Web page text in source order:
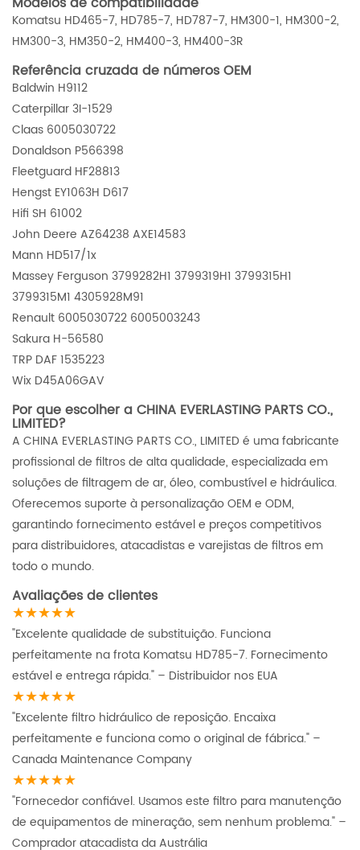
Komatsu HD465-7, HD785-7, HD787-7, HM300-1, HM300-2,
HM300-3, HM350-2, HM400-3, HM400-3R
Referência cruzada de números OEM
Baldwin H9112
Caterpillar 3I-1529
Claas 6005030722
Donaldson P566398
Fleetguard HF28813
Hengst EY1063H D617
Hifi SH 61002
John Deere AZ64238 AXE14583
Mann HD517/1x
Massey Ferguson 3799282H1 3799319H1 3799315H1
3799315M1 4305928M91
Renault 6005030722 6005003243
Sakura H-56580
TRP DAF 1535223
Wix D45A06GAV
Por que escolher a CHINA EVERLASTING PARTS CO.,
LIMITED?
A CHINA EVERLASTING PARTS CO., LIMITED é uma fabricante
profissional de filtros de alta qualidade, especializada em
soluções de filtragem de ar, óleo, combustível e hidráulica.
Oferecemos suporte à personalização OEM e ODM,
garantindo fornecimento estável e preços competitivos
para distribuidores, atacadistas e varejistas de filtros em
todo o mundo.
Avaliações de clientes
★★★★★
"Excelente qualidade de substituição. Funciona
perfeitamente na frota Komatsu HD785-7. Fornecimento
estável e entrega rápida." – Distribuidor nos EUA
★★★★★
"Excelente filtro hidráulico de reposição. Encaixa
perfeitamente e funciona como o original de fábrica." –
Canada Maintenance Company
★★★★★
"Fornecedor confiável. Usamos este filtro para manutenção
de equipamentos de mineração, sem nenhum problema." –
Comprador atacadista da Austrália